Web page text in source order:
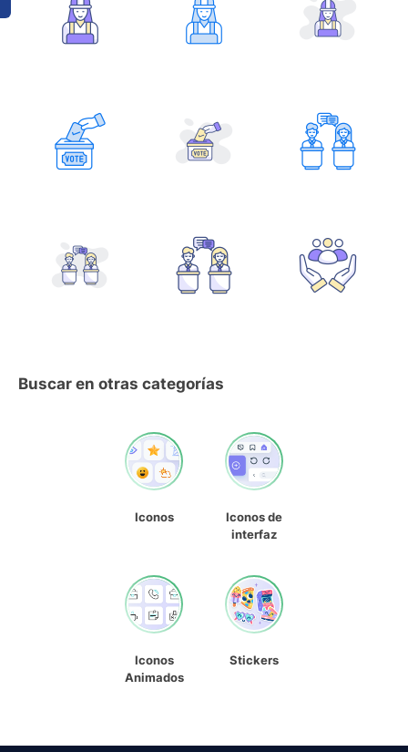
Buscar en otras categorías
Iconos
Iconos de
interfaz
Iconos
Animados
Stickers